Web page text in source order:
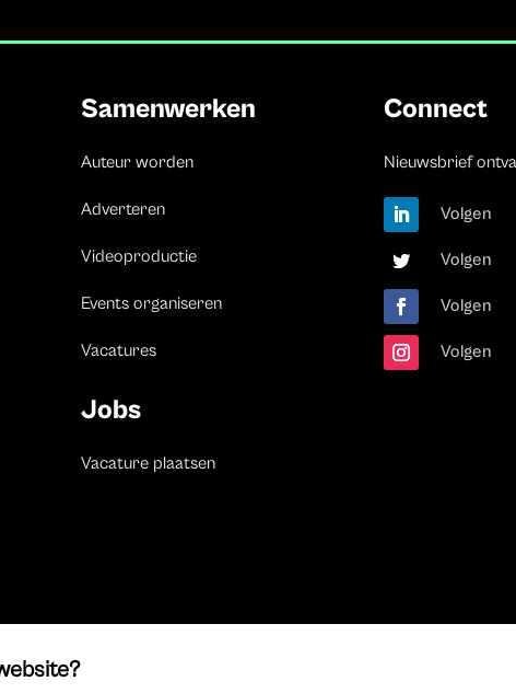
Samenwerken
Auteur worden
Adverteren
Videoproductie
Events organiseren
Vacatures
Jobs
Vacature plaatsen
Connect
Nieuwsbrief
Volgen
Volgen
Volgen
Volgen